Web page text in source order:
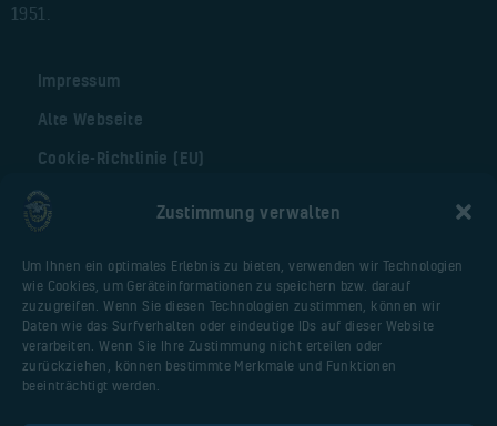
Zustimmung verwalten
Um Ihnen ein optimales Erlebnis zu bieten, verwenden wir Technologien
wie Cookies, um Geräteinformationen zu speichern bzw. darauf
zuzugreifen. Wenn Sie diesen Technologien zustimmen, können wir
Daten wie das Surfverhalten oder eindeutige IDs auf dieser Website
verarbeiten. Wenn Sie Ihre Zustimmung nicht erteilen oder
zurückziehen, können bestimmte Merkmale und Funktionen
beeinträchtigt werden.
1951.
Impressum
Alte Webseite
Cookie-Richtlinie (EU)
Nützliche Seiten
Webseite Flugplatz
Vereinsfliegerportal
Huberschrauberschulung.de
Malter AIR Service
AOPA Deutschland